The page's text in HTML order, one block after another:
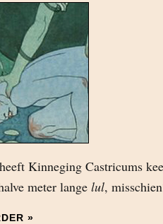
Kinneging Castricums
meter lange lul,
»